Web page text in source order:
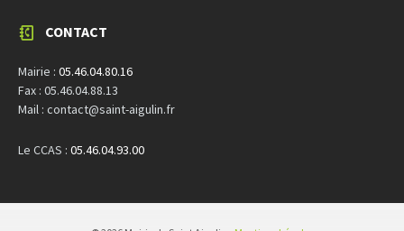
CONTACT
Mairie : 05.46.04.80.16
Fax : 05.46.04.88.13
Mail : contact@saint-aigulin.fr
Le CCAS : 05.46.04.93.00